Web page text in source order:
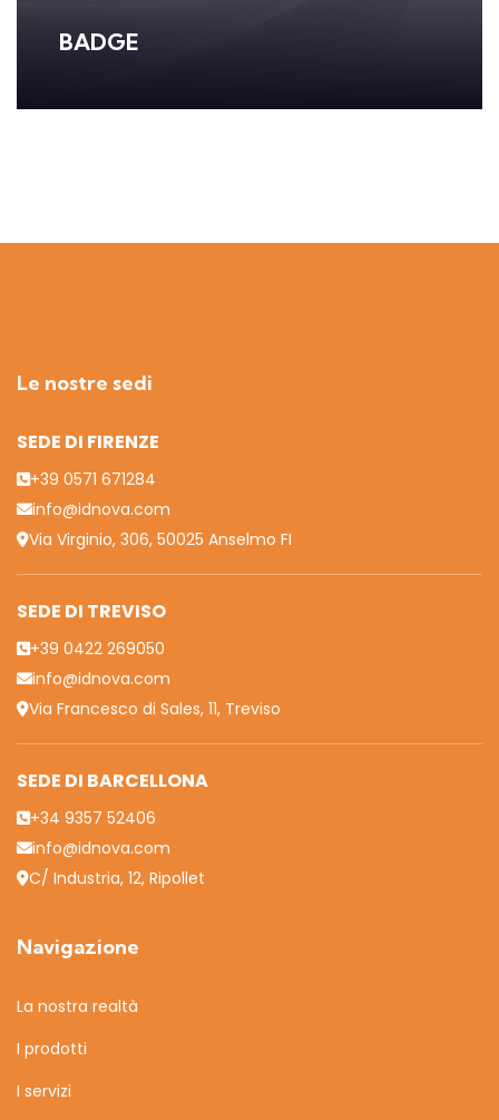
BADGE
Le nostre sedi
SEDE DI FIRENZE
+39 0571 671284
info@idnova.com
Via Virginio, 306, 50025 Anselmo FI
SEDE DI TREVISO
+39 0422 269050
info@idnova.com
Via Francesco di Sales, 11, Treviso
SEDE DI BARCELLONA
+34 9357 52406
info@idnova.com
C/ Industria, 12, Ripollet
Navigazione
La nostra realtà
I prodotti
I servizi